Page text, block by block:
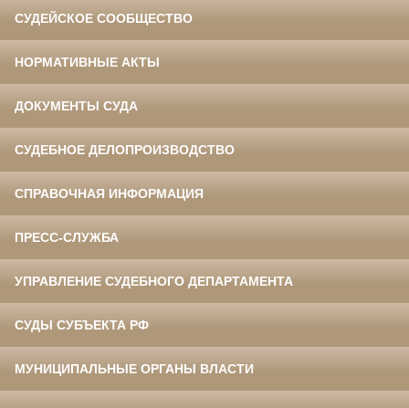
СУДЕЙСКОЕ СООБЩЕСТВО
НОРМАТИВНЫЕ АКТЫ
ДОКУМЕНТЫ СУДА
СУДЕБНОЕ ДЕЛОПРОИЗВОДСТВО
СПРАВОЧНАЯ ИНФОРМАЦИЯ
ПРЕСС-СЛУЖБА
УПРАВЛЕНИЕ СУДЕБНОГО ДЕПАРТАМЕНТА
СУДЫ СУБЪЕКТА РФ
МУНИЦИПАЛЬНЫЕ ОРГАНЫ ВЛАСТИ